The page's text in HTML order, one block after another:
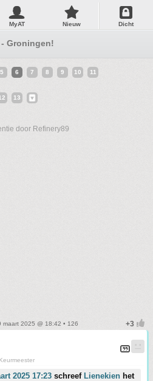
MyAT Nieuw Dicht
Groningen!
5 6 7 8 9 10 11
13
door Refinery89
maart 2025 @ 18:42 • 126
Keurmeester
2025 17:23 schreef Lienekien het